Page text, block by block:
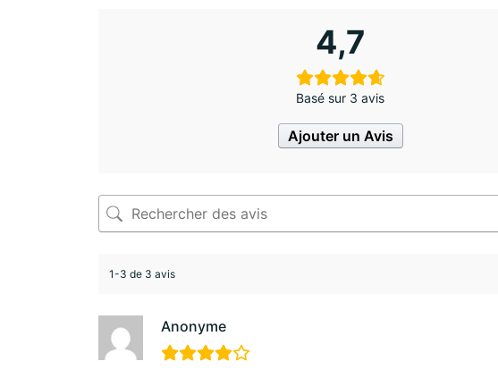
4,7
Basé sur 3 avis
Ajouter un Avis
1-3 de 3 avis
Anonyme